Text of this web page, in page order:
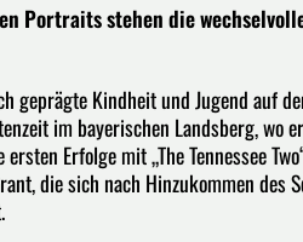
Portraits stehen die
geprägte Kindheit und Jugend auf
im bayerischen Landsberg, wo
Erfolge mit „The Tennessee
die sich nach Hinzukommen des